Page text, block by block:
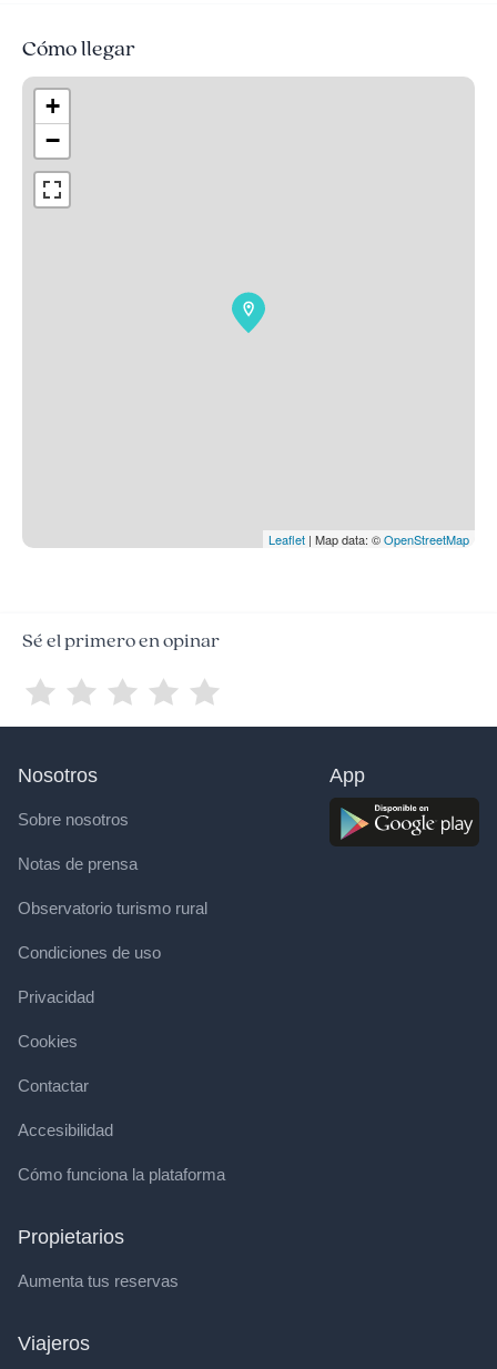
Cómo llegar
+
−
Leaflet | Map data: ©OpenStreetMap
Sé el primero en opinar
Nosotros
Sobre nosotros
Notas de prensa
Observatorio turismo rural
Condiciones de uso
Privacidad
Cookies
Contactar
Accesibilidad
Cómo funciona la plataforma
Propietarios
Aumenta tus reservas
Viajeros
App